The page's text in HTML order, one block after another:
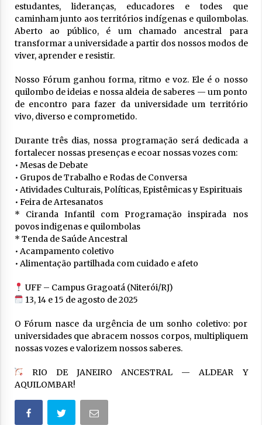
estudantes, lideranças, educadores e todes que
caminham junto aos territórios indígenas e quilombolas.
Aberto ao público, é um chamado ancestral para
transformar a universidade a partir dos nossos modos de
viver, aprender e resistir.
Nosso Fórum ganhou forma, ritmo e voz. Ele é o nosso
quilombo de ideias e nossa aldeia de saberes — um ponto
de encontro para fazer da universidade um território
vivo, diverso e comprometido.
Durante três dias, nossa programação será dedicada a
fortalecer nossas presenças e ecoar nossas vozes com:
• Mesas de Debate
• Grupos de Trabalho e Rodas de Conversa
• Atividades Culturais, Políticas, Epistêmicas y Espirituais
• Feira de Artesanatos
* Ciranda Infantil com Programação inspirada nos
povos indigenas e quilombolas
* Tenda de Saúde Ancestral
• Acampamento coletivo
• Alimentação partilhada com cuidado e afeto
UFF – Campus Gragoatá (Niterói/RJ)
13, 14 e 15 de agosto de 2025
O Fórum nasce da urgência de um sonho coletivo: por
universidades que abracem nossos corpos, multipliquem
nossas vozes e valorizem nossos saberes.
RIO DE JANEIRO ANCESTRAL — ALDEAR Y
AQUILOMBAR!